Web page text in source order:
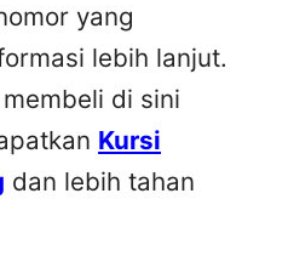
yang
lebih lanjut.
di sini
Kursi
dan lebih tahan